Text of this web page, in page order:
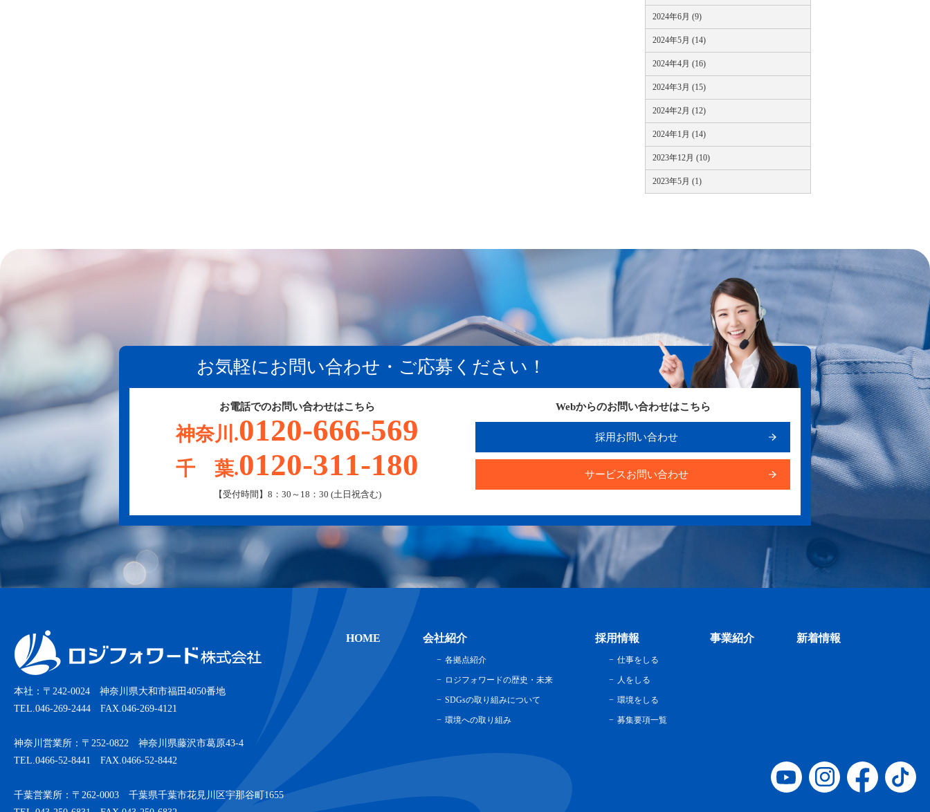
2024年6月 (9)
2024年5月 (14)
2024年4月 (16)
2024年3月 (15)
2024年2月 (12)
2024年1月 (14)
2023年12月 (10)
2023年5月 (1)
お気軽にお問い合わせ・ご応募ください！
お電話でのお問い合わせはこちら
神奈川.0120-666-569
千 葉.0120-311-180
【受付時間】8：30～18：30 (土日祝含む)
Webからのお問い合わせはこちら
採用お問い合わせ
サービスお問い合わせ
本社：〒242-0024 神奈川県大和市福田4050番地
TEL.046-269-2444 FAX.046-269-4121
神奈川営業所：〒252-0822 神奈川県藤沢市葛原43-4
TEL.0466-52-8441 FAX.0466-52-8442
千葉営業所：〒262-0003 千葉県千葉市花見川区宇那谷町1655
HOME 会社紹介
各拠点紹介
ロジフォワードの歴史・未来
SDGsの取り組みについて
環境への取り組み
採用情報
仕事をしる
人をしる
環境をしる
募集要項一覧
事業紹介 新着情報